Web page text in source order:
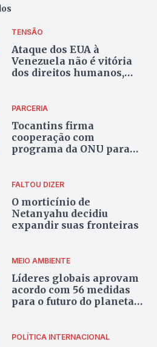
TENSÃO
Ataque dos EUA à
Venezuela não é vitória
dos direitos humanos,
PARCERIA
Tocantins firma
cooperação com
programa da ONU para
FALTOU DIZER
O morticínio de
Netanyahu decidiu
expandir suas fronteiras
MEIO AMBIENTE
Líderes globais aprovam
acordo com 56 medidas
para o futuro do planeta
POLÍTICA INTERNACIONAL